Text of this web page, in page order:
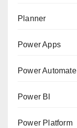
Planner
Power Apps
Power Automate
Power BI
Power Platform